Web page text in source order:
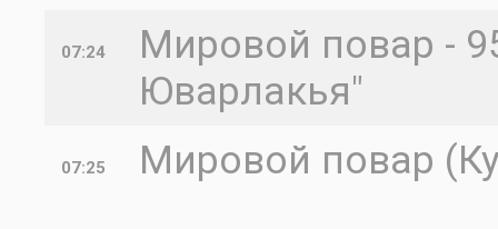
07:24
Мировой повар -
Юварлакья"
07:25
Мировой повар